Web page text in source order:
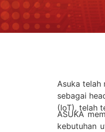
Asuka telah
sebagai
(IoT), telah
ASUKA
kebutuhan